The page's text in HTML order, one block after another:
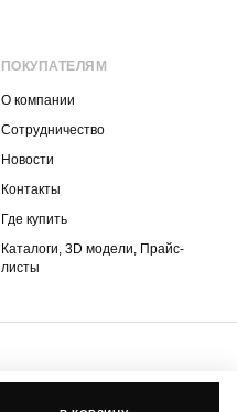
ПОКУПАТЕЛЯМ
О компании
Сотрудничество
Новости
Контакты
Где купить
Каталоги, 3D модели, Прайс-
листы